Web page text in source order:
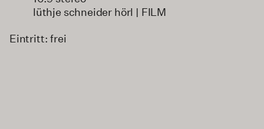
lüthje schneider hörl | FILM
Eintritt: frei